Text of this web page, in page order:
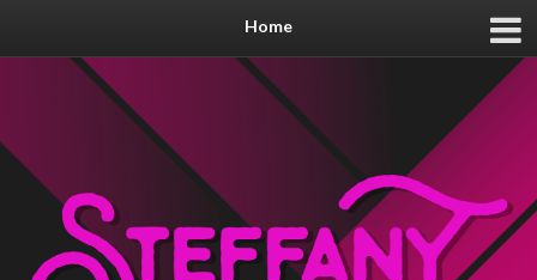
Home